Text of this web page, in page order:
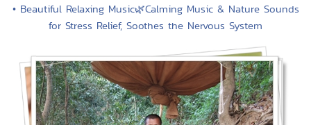
• Beautiful Relaxing Music🌿Calming Music & Nature Sounds
for Stress Relief, Soothes the Nervous System